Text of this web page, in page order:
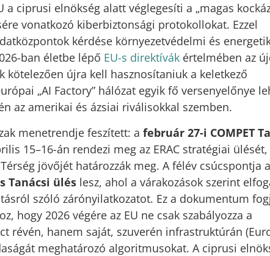
a ciprusi elnökség alatt véglegesíti a „magas
vonatkozó kiberbiztonsági protokollokat. Ezzel
kérdése környezetvédelmi és
ban életbe lépő EU-s direktívákértelmében az
kötelezően újra kell hasznosítaniuk a keletkező
„AI Factory” hálózat egyik fő versenyelőnye
az amerikai és ázsiai riválisokkal szemben.
menetrendje feszített: a február 27-i COMPET
15–16-án rendezi meg az ERAC stratégiai
jövőjét határozzák meg. A félév csúcspontja a
Tanácsi üléslesz, ahol a várakozások szerint
szóló zárónyilatkozatot. Ez a dokumentum
hogy 2026 végére az EU ne csak szabályozza a
révén, hanem saját, szuverén infrastruktúrán
meghatározó algoritmusokat. A ciprusi